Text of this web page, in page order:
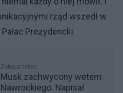
rząd wszedł w
Prezydencki.
Zobacz także
Musk zachwycony wetem
Nawrockiego. Napisał